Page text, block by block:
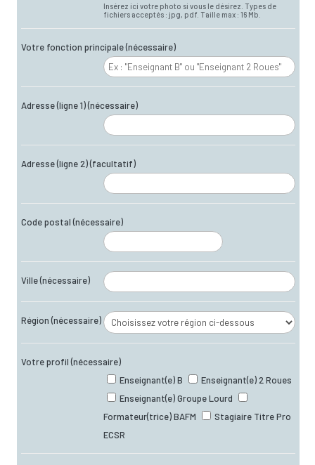
Insérez ici votre photo si vous le désirez. Types de
fichiers acceptés : jpg, pdf. Taille max : 16 Mb.
Votre fonction principale(nécessaire)
Adresse (ligne 1)(nécessaire)
Adresse (ligne 2)(facultatif)
Code postal(nécessaire)
Ville(nécessaire)
Région(nécessaire)
Votre profil(nécessaire)
Enseignant(e) B
Enseignant(e) 2 Roues
Enseignant(e) Groupe Lourd
Formateur(trice) BAFM
Stagiaire Titre Pro
ECSR